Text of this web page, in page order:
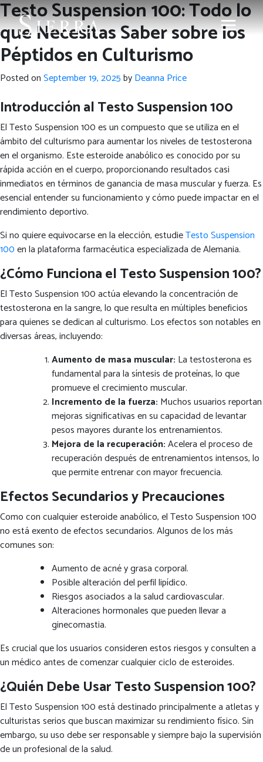
Testo Suspension 100: Todo lo
que Necesitas Saber sobre los
Péptidos en Culturismo
Posted onSeptember 19, 2025byDeanna Price
Introducción al Testo Suspension 100
El Testo Suspension 100 es un compuesto que se utiliza en el
ámbito del culturismo para aumentar los niveles de testosterona
en el organismo. Este esteroide anabólico es conocido por su
rápida acción en el cuerpo, proporcionando resultados casi
inmediatos en términos de ganancia de masa muscular y fuerza. Es
esencial entender su funcionamiento y cómo puede impactar en el
rendimiento deportivo.
Si no quiere equivocarse en la elección, estudieTesto Suspension
100en la plataforma farmacéutica especializada de Alemania.
¿Cómo Funciona el Testo Suspension 100?
El Testo Suspension 100 actúa elevando la concentración de
testosterona en la sangre, lo que resulta en múltiples beneficios
para quienes se dedican al culturismo. Los efectos son notables en
diversas áreas, incluyendo:
Aumento de masa muscular: La testosterona es
fundamental para la síntesis de proteínas, lo que
promueve el crecimiento muscular.
Incremento de la fuerza: Muchos usuarios reportan
mejoras significativas en su capacidad de levantar
pesos mayores durante los entrenamientos.
Mejora de la recuperación:Acelera el proceso de
recuperación después de entrenamientos intensos, lo
que permite entrenar con mayor frecuencia.
Efectos Secundarios y Precauciones
Como con cualquier esteroide anabólico, el Testo Suspension 100
no está exento de efectos secundarios. Algunos de los más
comunes son:
Aumento de acné y grasa corporal.
Posible alteración del perfil lipídico.
Riesgos asociados a la salud cardiovascular.
Alteraciones hormonales que pueden llevar a
ginecomastia.
Es crucial que los usuarios consideren estos riesgos y consulten a
un médico antes de comenzar cualquier ciclo de esteroides.
¿Quién Debe Usar Testo Suspension 100?
El Testo Suspension 100 está destinado principalmente a atletas y
culturistas serios que buscan maximizar su rendimiento físico. Sin
embargo, su uso debe ser responsable y siempre bajo la supervisión
de un profesional de la salud.